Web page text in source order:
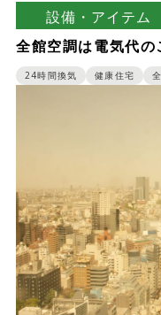
設備・アイテム
全館空調は電気代
い？後悔しないた
24時間換気 健康住宅